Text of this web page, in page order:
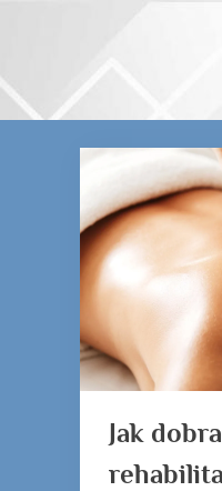
content
Tag:
stół
do
sumer
Jak